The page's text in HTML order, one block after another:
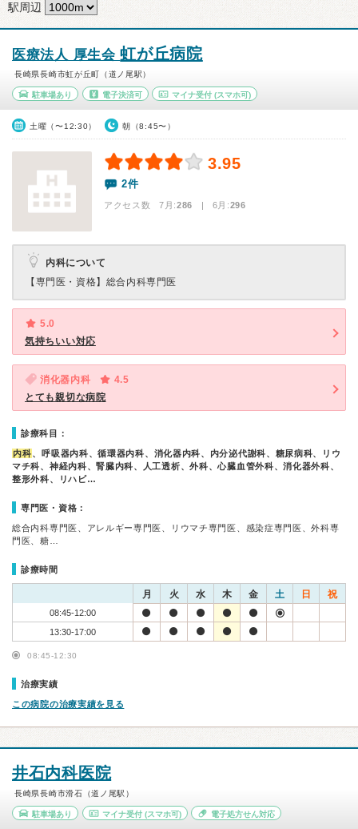
駅周辺
医療法人 厚生会虹が丘病院
長崎県長崎市虹が丘町（道ノ尾駅）
駐車場あり 電子決済可 マイナ受付 (スマホ可)
土曜（〜12:30） 朝（8:45〜）
3.95
2件
アクセス数 7月:286 | 6月:296
内科について
【専門医・資格】 総合内科専門医
5.0
気持ちいい対応
消化器内科
4.5
とても親切な病院
診療科目：
内科、呼吸器内科、循環器内科、消化器内科、内分泌代謝科、糖尿病科、リウ
マチ科、神経内科、腎臓内科、人工透析、外科、心臓血管外科、消化器外科、
整形外科、リハビ…
専門医・資格：
総合内科専門医、アレルギー専門医、リウマチ専門医、感染症専門医、外科専
門医、糖…
診療時間
月 火 水 木 金 土 日 祝
08:45-12:00
13:30-17:00
08:45-12:30
治療実績
この病院の治療実績を見る
井石内科医院
長崎県長崎市滑石（道ノ尾駅）
駐車場あり マイナ受付(スマホ可) 電子処方せん対応